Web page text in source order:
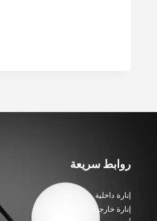
روابط سريعة
إنارة داخلية
إنارة خارجية